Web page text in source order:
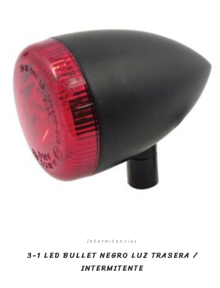
Intermitencias
3-1 LED BULLET NEGRO LUZ TRASERA /
INTERMITENTE